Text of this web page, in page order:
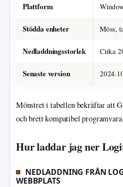
Plattform
Stödda enheter Möss,
Nedladdningsstorlek Cirka
Senaste version
Mönstret i tabellen bekräftar att
och brett kompatibel programvara.
Hur laddar jag ner
NEDLADDNING FRÅN
WEBBPLATS